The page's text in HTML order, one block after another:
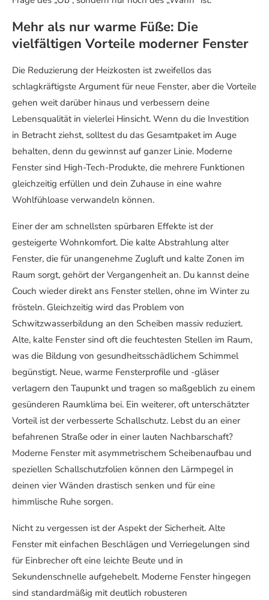
Mehr als nur warme Füße: Die
vielfältigen Vorteile moderner Fenster
Die Reduzierung der Heizkosten ist zweifellos das
schlagkräftigste Argument für neue Fenster, aber die Vorteile
gehen weit darüber hinaus und verbessern deine
Lebensqualität in vielerlei Hinsicht. Wenn du die Investition
in Betracht ziehst, solltest du das Gesamtpaket im Auge
behalten, denn du gewinnst auf ganzer Linie. Moderne
Fenster sind High-Tech-Produkte, die mehrere Funktionen
gleichzeitig erfüllen und dein Zuhause in eine wahre
Wohlfühloase verwandeln können.
Einer der am schnellsten spürbaren Effekte ist der
gesteigerte Wohnkomfort. Die kalte Abstrahlung alter
Fenster, die für unangenehme Zugluft und kalte Zonen im
Raum sorgt, gehört der Vergangenheit an. Du kannst deine
Couch wieder direkt ans Fenster stellen, ohne im Winter zu
frösteln. Gleichzeitig wird das Problem von
Schwitzwasserbildung an den Scheiben massiv reduziert.
Alte, kalte Fenster sind oft die feuchtesten Stellen im Raum,
was die Bildung von gesundheitsschädlichem Schimmel
begünstigt. Neue, warme Fensterprofile und -gläser
verlagern den Taupunkt und tragen so maßgeblich zu einem
gesünderen Raumklima bei. Ein weiterer, oft unterschätzter
Vorteil ist der verbesserte Schallschutz. Lebst du an einer
befahrenen Straße oder in einer lauten Nachbarschaft?
Moderne Fenster mit asymmetrischem Scheibenaufbau und
speziellen Schallschutzfolien können den Lärmpegel in
deinen vier Wänden drastisch senken und für eine
himmlische Ruhe sorgen.
Nicht zu vergessen ist der Aspekt der Sicherheit. Alte
Fenster mit einfachen Beschlägen und Verriegelungen sind
für Einbrecher oft eine leichte Beute und in
Sekundenschnelle aufgehebelt. Moderne Fenster hingegen
sind standardmäßig mit deutlich robusteren